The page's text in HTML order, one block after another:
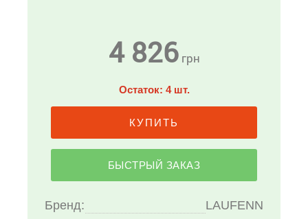
4 826 грн
Остаток: 4 шт.
КУПИТЬ
БЫСТРЫЙ ЗАКАЗ
Бренд:
LAUFENN